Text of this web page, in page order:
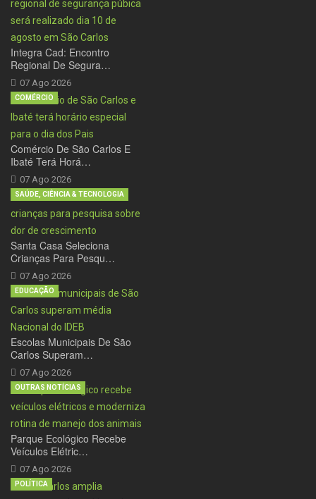
Integra Cad: Encontro
Regional De Segura…
07 Ago 2026
Comércio De São Carlos E
Ibaté Terá Horá…
07 Ago 2026
COMÉRCIO
Santa Casa Seleciona
Crianças Para Pesqu…
07 Ago 2026
SAÚDE, CIÊNCIA & TECNOLOGIA
Escolas Municipais De São
Carlos Superam…
07 Ago 2026
EDUCAÇÃO
Parque Ecológico Recebe
Veículos Elétric…
07 Ago 2026
OUTRAS NOTÍCIAS
POLÍTICA